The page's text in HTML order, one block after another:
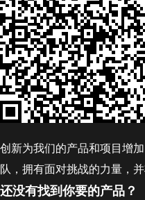
创新为我们的产品和项目增
队，拥有面对挑战的力量，
还没有找到你要的产品？